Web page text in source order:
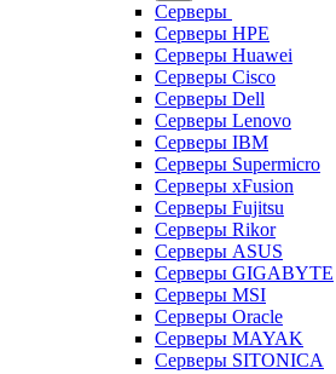
Серверы
Серверы HPE
Серверы Huawei
Серверы Cisco
Серверы Dell
Серверы Lenovo
Серверы IBM
Серверы Supermicro
Серверы xFusion
Серверы Fujitsu
Серверы Rikor
Серверы ASUS
Серверы GIGABYTE
Серверы MSI
Серверы Oracle
Серверы MAYAK
Серверы SITONICA